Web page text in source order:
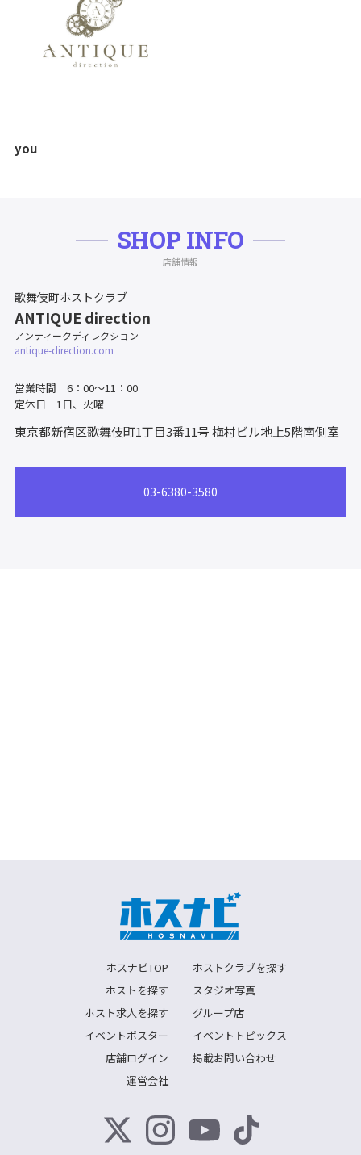
you
SHOP INFO
店舗情報
歌舞伎町ホストクラブ
ANTIQUE direction
アンティークディレクション
antique-direction.com
営業時間 6：00～11：00
定休日 1日、火曜
東京都新宿区歌舞伎町1丁目3番11号梅村ビル地上5階南側室
03-6380-3580
ホスナビTOP
ホストクラブを探す
ホストを探す
スタジオ写真
ホスト求人を探す
グループ店
イベントポスター
イベントトピックス
店舗ログイン
掲載お問い合わせ
運営会社